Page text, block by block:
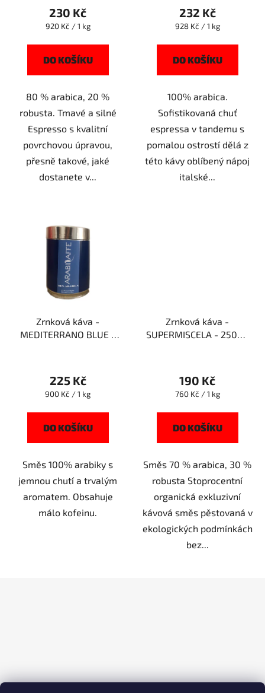
230 Kč
Měrná
920 Kč / 1 kg
DO KOŠÍKU
80 % arabica, 20 %
robusta. Tmavé a silné
Espresso s kvalitní
povrchovou úpravou,
přesně takové, jaké
dostanete v...
232 Kč
Měrná
928 Kč / 1 kg
DO KOŠÍKU
100% arabica.
Sofistikovaná chuť
espressa v tandemu s
pomalou ostrostí dělá z
této kávy oblíbený nápoj
italské...
Zrnková káva -
MEDITERRANO BLUE -
225 Kč
Měrná
900 Kč / 1 kg
DO KOŠÍKU
Směs 100% arabiky s
jemnou chutí a trvalým
aromatem. Obsahuje
málo kofeinu.
Zrnková káva -
SUPERMISCELA - 250g -
190 Kč
Měrná
760 Kč / 1 kg
DO KOŠÍKU
Směs 70 % arabica, 30 %
robusta Stoprocentní
organická exkluzivní
kávová směs pěstovaná v
ekologických podmínkách
bez...